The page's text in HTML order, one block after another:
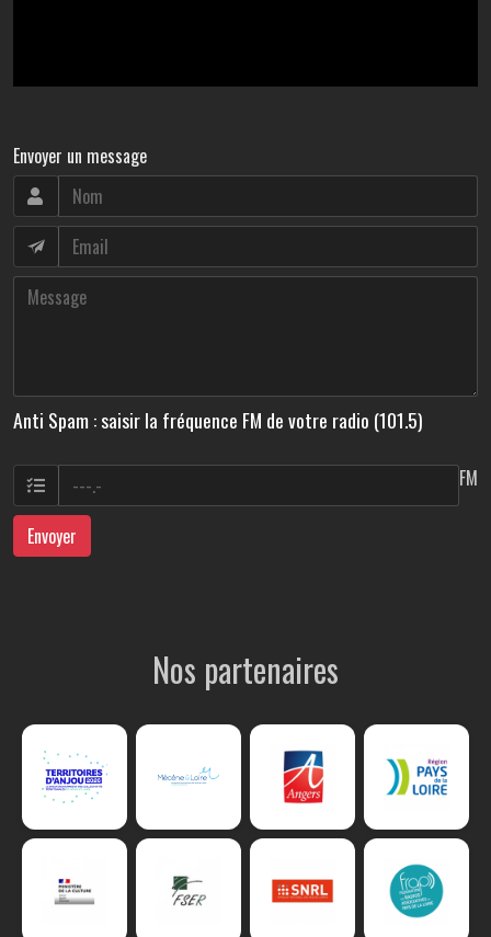
Envoyer un message
Anti Spam : saisir la fréquence FM de votre radio (101.5)
FM
Envoyer
Nos partenaires